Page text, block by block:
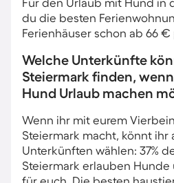
du die besten
Ferienhäuser schon ab 66
Welche Unterkünfte
Steiermark finden,
Hund Urlaub machen
Wenn ihr mit eurem
Steiermark macht, könnt ihr
Unterkünften wählen: 37%
Steiermark erlauben